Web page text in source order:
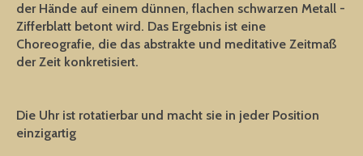
der Hände auf einem dünnen, flachen schwarzen Metall -
Zifferblatt betont wird. Das Ergebnis ist eine
Choreografie, die das abstrakte und meditative Zeitmaß
der Zeit konkretisiert.
Die Uhr ist rotatierbar und macht sie in jeder Position
einzigartig